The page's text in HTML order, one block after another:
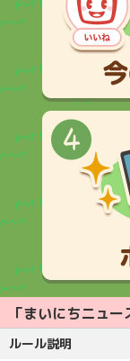
「まいにちニュ
ルール説明